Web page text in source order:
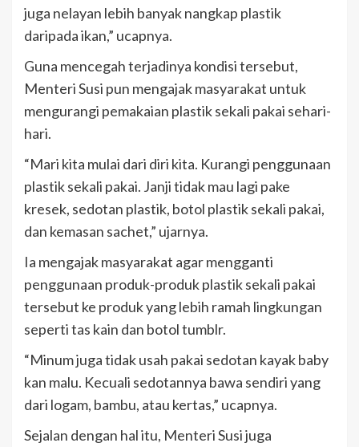
juga nelayan lebih banyak nangkap plastik
daripada ikan,” ucapnya.
Guna mencegah terjadinya kondisi tersebut,
Menteri Susi pun mengajak masyarakat untuk
mengurangi pemakaian plastik sekali pakai sehari-
hari.
“Mari kita mulai dari diri kita. Kurangi penggunaan
plastik sekali pakai. Janji tidak mau lagi pake
kresek, sedotan plastik, botol plastik sekali pakai,
dan kemasan sachet,” ujarnya.
Ia mengajak masyarakat agar mengganti
penggunaan produk-produk plastik sekali pakai
tersebut ke produk yang lebih ramah lingkungan
seperti tas kain dan botol tumblr.
“Minum juga tidak usah pakai sedotan kayak baby
kan malu. Kecuali sedotannya bawa sendiri yang
dari logam, bambu, atau kertas,” ucapnya.
Sejalan dengan hal itu, Menteri Susi juga